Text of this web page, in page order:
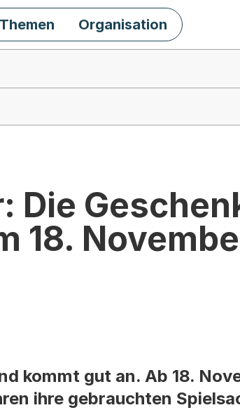
Themen Organisation
Die
18.
kommt gut an. Ab 18.
ihre gebrauchten